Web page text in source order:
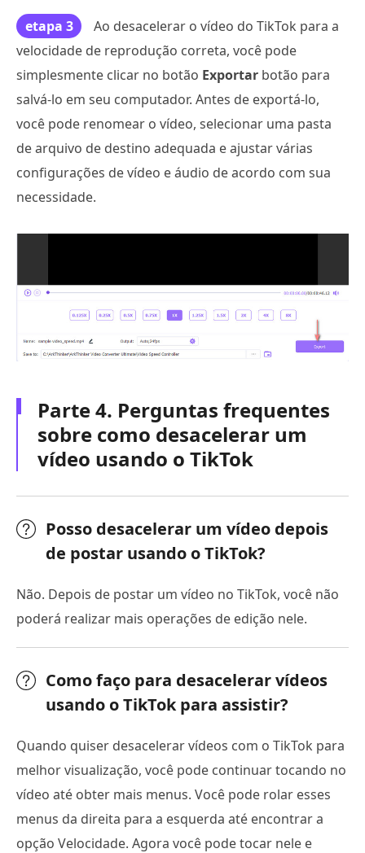
etapa 3
Ao desacelerar o vídeo do TikTok para a
velocidade de reprodução correta, você pode
simplesmente clicar no botão Exportar botão para
salvá-lo em seu computador. Antes de exportá-lo,
você pode renomear o vídeo, selecionar uma pasta
de arquivo de destino adequada e ajustar várias
configurações de vídeo e áudio de acordo com sua
necessidade.
Parte 4. Perguntas frequentes
sobre como desacelerar um
vídeo usando o TikTok
Posso desacelerar um vídeo depois
de postar usando o TikTok?
Não. Depois de postar um vídeo no TikTok, você não
poderá realizar mais operações de edição nele.
Como faço para desacelerar vídeos
usando o TikTok para assistir?
Quando quiser desacelerar vídeos com o TikTok para
melhor visualização, você pode continuar tocando no
vídeo até obter mais menus. Você pode rolar esses
menus da direita para a esquerda até encontrar a
opção Velocidade. Agora você pode tocar nele e